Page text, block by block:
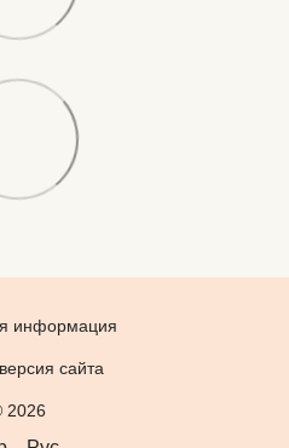
информация
сайта
2026